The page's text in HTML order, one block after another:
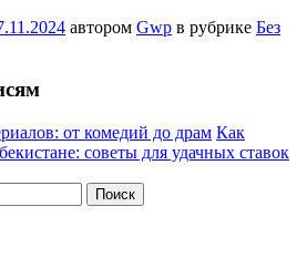
автором Gwp в рубрике Без
от комедий до драм Как
советы для удачных ставок